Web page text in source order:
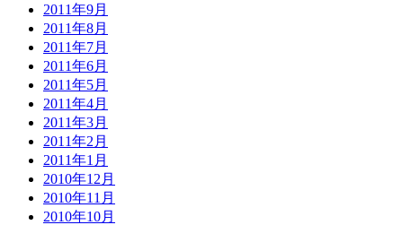
2011年9月
2011年8月
2011年7月
2011年6月
2011年5月
2011年4月
2011年3月
2011年2月
2011年1月
2010年12月
2010年11月
2010年10月